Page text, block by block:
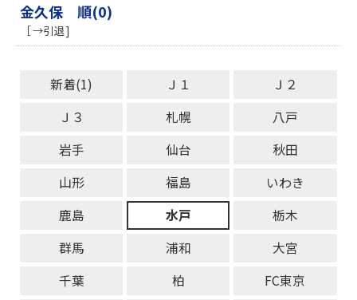
金久保 順(0)
［ →引退 ]
新着(1) Ｊ１
Ｊ２
Ｊ３
札幌
八戸
岩手
仙台
秋田
山形
福島
いわき
鹿島
水戸
栃木
群馬
浦和
大宮
千葉
柏
FC東京